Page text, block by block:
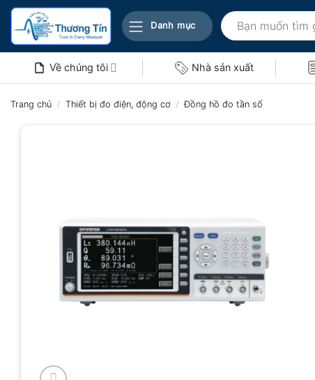
Bỏ
nội
Danh mục
Tìm
kiếm:
Về chúng tôi Nhà sản xuất
Trang chủ / Thiết bị đo điện, động cơ / Đồng hồ đo tần số